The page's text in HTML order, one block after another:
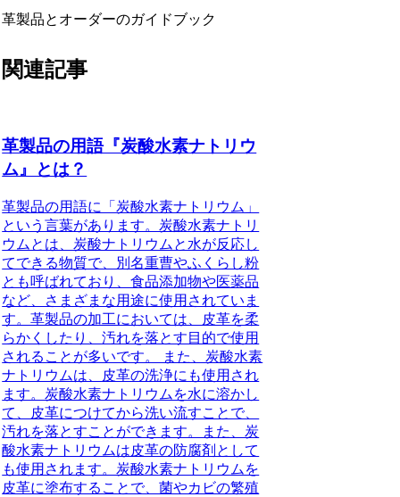
革製品とオーダーのガイドブック
関連記事
革製品の用語『炭酸水素ナトリウ
ム』とは？
革製品の用語に「炭酸水素ナトリウム」
という言葉があります。炭酸水素ナトリ
ウムとは、炭酸ナトリウムと水が反応し
てできる物質で、別名重曹やふくらし粉
とも呼ばれており、食品添加物や医薬品
など、さまざまな用途に使用されていま
す。革製品の加工においては、皮革を柔
らかくしたり、汚れを落とす目的で使用
されることが多いです。 また、炭酸水素
ナトリウムは、皮革の洗浄にも使用され
ます。炭酸水素ナトリウムを水に溶かし
て、皮革につけてから洗い流すことで、
汚れを落とすことができます。また、炭
酸水素ナトリウムは皮革の防腐剤として
も使用されます。炭酸水素ナトリウムを
皮革に塗布することで、菌やカビの繁殖